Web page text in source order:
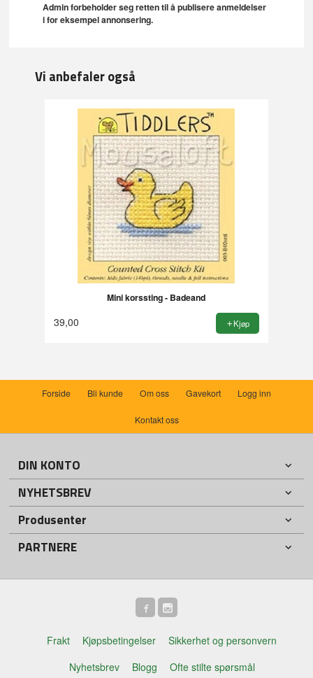
Admin forbeholder seg retten til å publisere anmeldelser
i for eksempel annonsering.
Vi anbefaler også
Mini korssting - Badeand
39,00 Kjøp
Forside Bli kunde Om oss Gavekort Logg inn
Kontakt oss
DIN KONTO
NYHETSBREV
Produsenter
PARTNERE
Frakt Kjøpsbetingelser
Sikkerhet og personvern
Nyhetsbrev
Blogg Ofte stilte spørsmål